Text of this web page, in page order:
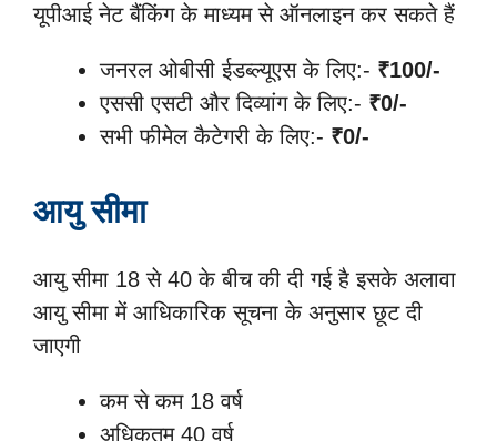
यूपीआई नेट बैंकिंग के माध्यम से ऑनलाइन कर सकते हैं
जनरल ओबीसी ईडब्ल्यूएस के लिए:- ₹100/-
एससी एसटी और दिव्यांग के लिए:- ₹0/-
सभी फीमेल कैटेगरी के लिए:- ₹0/-
आयु सीमा
आयु सीमा 18 से 40 के बीच की दी गई है इसके अलावा
आयु सीमा में आधिकारिक सूचना के अनुसार छूट दी
जाएगी
कम से कम 18 वर्ष
अधिकतम 40 वर्ष